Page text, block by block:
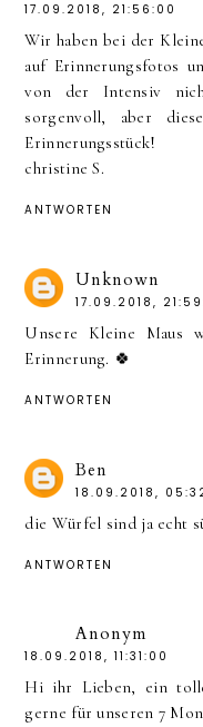
17.09.2018, 21:56:00
Wir haben bei der
auf Erinnerungsfotos
von der Intensiv
sorgenvoll, aber
Erinnerungsstück!
christine S.
ANTWORTEN
Unknown
17.09.2018,
Unsere Kleine Maus
Erinnerung. 🍀
ANTWORTEN
Ben
18.09.2018,
die Würfel sind ja echt
ANTWORTEN
Anonym
18.09.2018, 11:31:00
Hi ihr Lieben, ein
gerne für unseren 7